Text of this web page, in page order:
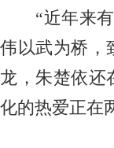
“近年来有
伟以武为桥，
龙，朱楚依还
化的热爱正在